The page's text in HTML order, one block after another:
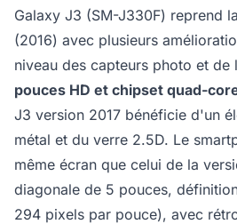
Galaxy J3 (SM-J330F) reprend
(2016) avec plusieurs
niveau des capteurs photo et de
pouces HD et chipset quad-
J3 version 2017 bénéficie d'un
métal et du verre 2.5D. Le
même écran que celui de la
diagonale de 5 pouces,
294 pixels par pouce), avec